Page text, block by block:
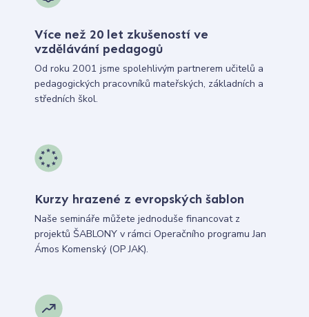
Více než 20 let zkušeností ve
vzdělávání pedagogů
Od roku 2001 jsme spolehlivým partnerem učitelů a
pedagogických pracovníků mateřských, základních a
středních škol.
Kurzy hrazené z evropských šablon
Naše semináře můžete jednoduše financovat z
projektů ŠABLONY v rámci Operačního programu Jan
Ámos Komenský (OP JAK).